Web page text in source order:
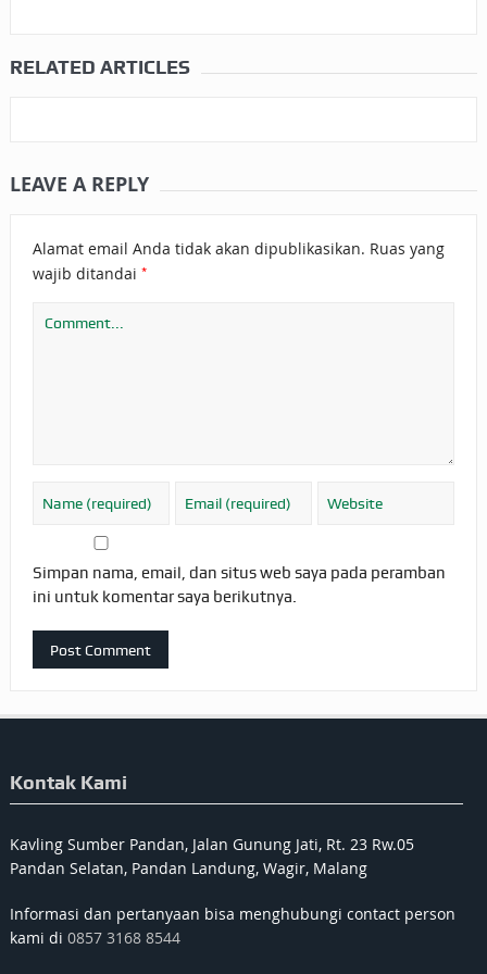
RELATED ARTICLES
LEAVE A REPLY
Alamat email Anda tidak akan dipublikasikan. Ruas yang
wajib ditandai *
Simpan nama, email, dan situs web saya pada peramban
ini untuk komentar saya berikutnya.
Kontak Kami
Kavling Sumber Pandan, Jalan Gunung Jati, Rt. 23 Rw.05
Pandan Selatan, Pandan Landung, Wagir, Malang
Informasi dan pertanyaan bisa menghubungi contact person
kami di 0857 3168 8544